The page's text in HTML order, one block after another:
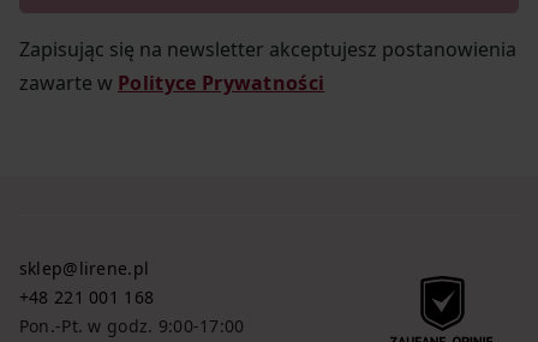
Zapisując się na newsletter akceptujesz postanowienia
zawarte w Polityce Prywatności
sklep@lirene.pl
+48 221 001 168
Pon.-Pt. w godz. 9:00-17:00